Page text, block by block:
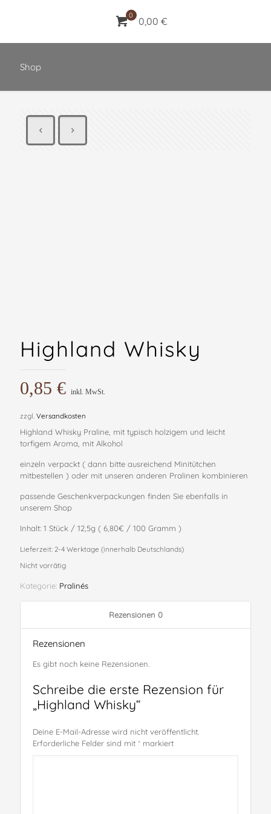
0 0,00 €
Shop
Highland Whisky
0,85 € inkl. MwSt.
zzgl. Versandkosten
Highland Whisky Praline, mit typisch holzigem und leicht
torfigem Aroma, mit Alkohol
einzeln verpackt ( dann bitte ausreichend Minitütchen
mitbestellen ) oder mit unseren anderen Pralinen kombinieren
passende Geschenkverpackungen finden Sie ebenfalls in
unserem Shop
Inhalt: 1 Stück / 12,5g ( 6,80€ / 100 Gramm )
Lieferzeit: 2-4 Werktage (innerhalb Deutschlands)
Nicht vorrätig
Kategorie: Pralinés
Rezensionen 0
Rezensionen
Es gibt noch keine Rezensionen.
Schreibe die erste Rezension für
„Highland Whisky“
Deine E-Mail-Adresse wird nicht veröffentlicht.
Erforderliche Felder sind mit * markiert